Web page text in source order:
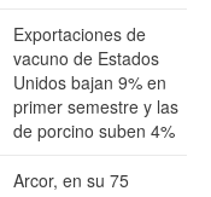
Exportaciones de
vacuno de Estados
Unidos bajan 9% en
primer semestre y las
de porcino suben 4%
Arcor, en su 75